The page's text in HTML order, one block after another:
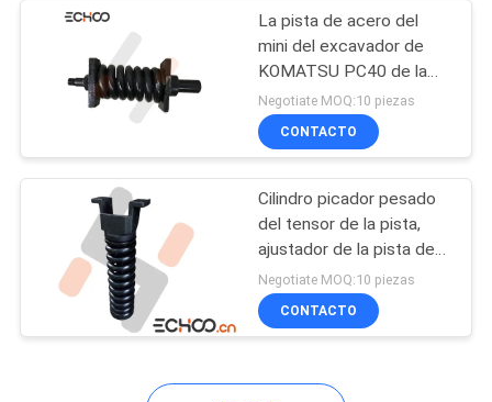
La pista de acero del
mini del excavador de
KOMATSU PC40 de la
pista del ajustador de
KOMATSU mini tren de
aterrizaje del excavador
Negotiate MOQ:10 piezas
CONTACTO
Cilindro picador pesado
del tensor de la pista,
ajustador de la pista de
Hitachi del tamaño del
OEM
Negotiate MOQ:10 piezas
CONTACTO